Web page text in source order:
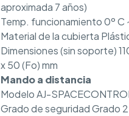
aproximada 7 años)
Temp. funcionamiento 0º C
Material de la cubierta
Dimensiones (sin soporte)
x 50 (Fo) mm
Mando a distancia
Modelo AJ-
Grado de seguridad Grado 2